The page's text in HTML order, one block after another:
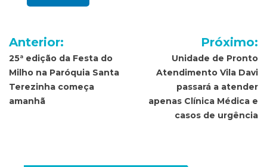
Navegação
de
Post
Anterior:
25ª edição da Festa do
Milho na Paróquia Santa
Terezinha começa
amanhã
Próximo:
Unidade de Pronto
Atendimento Vila Davi
passará a atender
apenas Clínica Médica e
casos de urgência